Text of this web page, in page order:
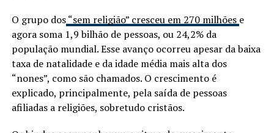
O grupo dos“sem religião” cresceu em 270 milhões e
agora soma 1,9 bilhão de pessoas, ou 24,2% da
população mundial. Esse avanço ocorreu apesar da baixa
taxa de natalidade e da idade média mais alta dos
“nones”, como são chamados. O crescimento é
explicado, principalmente, pela saída de pessoas
afiliadas a religiões, sobretudo cristãos.